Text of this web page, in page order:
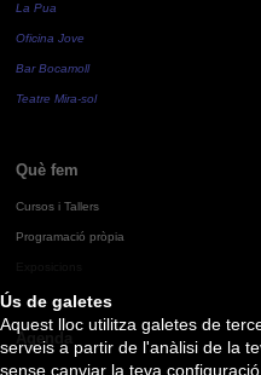
Ús de galetes
Aquest lloc utilitza galetes de
serveis a partir de l'anàlisi de la
sense canviar la teva
La Pua
Oficina Jove
Bar Bocamoll
Teatre Mira-sol
Què fem
Cursos i Tallers
Programació pròpia
Agenda